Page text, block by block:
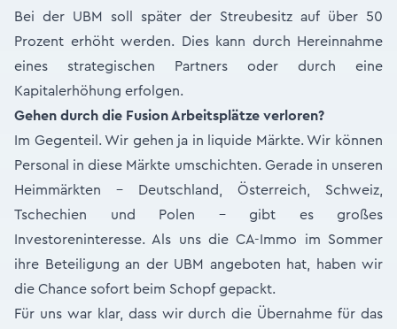
Bei der UBM soll später der Streubesitz auf über 50
Prozent erhöht werden. Dies kann durch Hereinnahme
eines strategischen Partners oder durch eine
Kapitalerhöhung erfolgen.
Gehen durch die Fusion Arbeitsplätze verloren?
Im Gegenteil. Wir gehen ja in liquide Märkte. Wir können
Personal in diese Märkte umschichten. Gerade in unseren
Heimmärkten – Deutschland, Österreich, Schweiz,
Tschechien und Polen – gibt es großes
Investoreninteresse. Als uns die CA-Immo im Sommer
ihre Beteiligung an der UBM angeboten hat, haben wir
die Chance sofort beim Schopf gepackt.
Für uns war klar, dass wir durch die Übernahme für das